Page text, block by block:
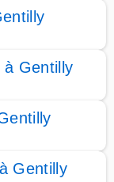
à Gentilly
Gentilly